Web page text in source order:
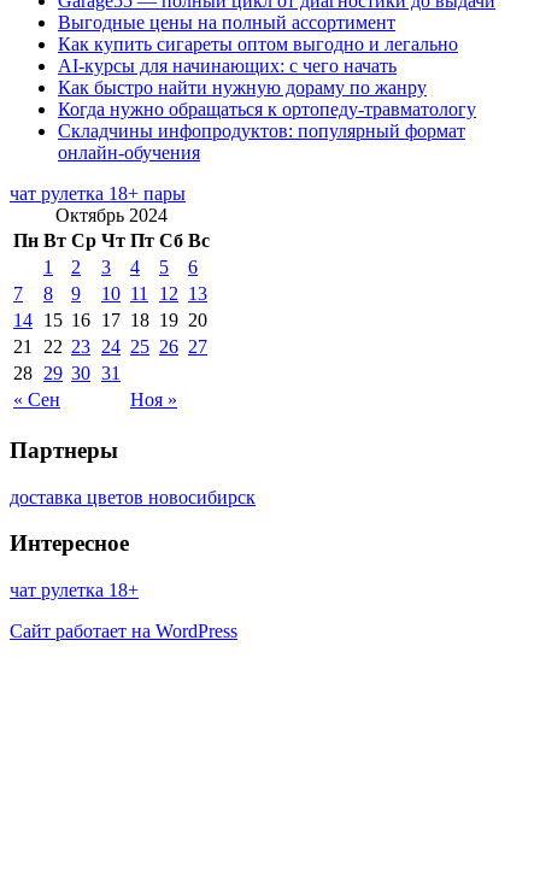
Выгодные цены на полный ассортимент
Как купить сигареты оптом выгодно и легально
AI-курсы для начинающих: с чего начать
Как быстро найти нужную дораму по жанру
Когда нужно обращаться к ортопеду-травматологу
Складчины инфопродуктов: популярный формат
онлайн-обучения
чат рулетка 18+ пары
Октябрь 2024
Пн Вт Ср Чт Пт Сб Вс
« Сен Ноя »
1 2 3 4 5
6
7
8 9 10 11 12 13
14 15 16 17 18 19 20
21
22 23 24 25 26 27
28 29 30 31
Партнеры
доставка цветов новосибирск
Интересное
чат рулетка 18+
Сайт работает на WordPress